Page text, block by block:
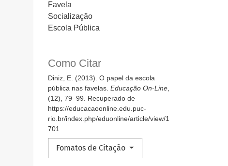
Favela
Socialização
Escola Pública
Como Citar
Diniz, E. (2013). O papel da escola
pública nas favelas. Educação On-Line,
(12), 79–99. Recuperado de
https://educacaoonline.edu.puc-
rio.br/index.php/eduonline/article/view/1
701
Fomatos de Citação